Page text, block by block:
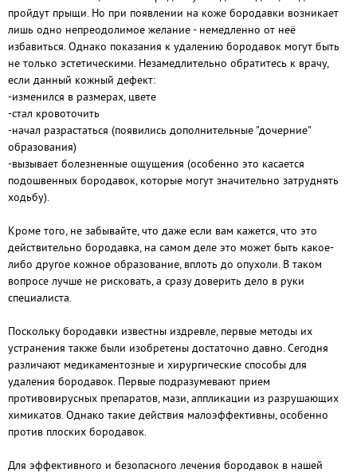
пройдут прыщи. Но при появлении на коже бородавки возникает
лишь одно непреодолимое желание - немедленно от неё
избавиться. Однако показания к удалению бородавок могут быть
не только эстетическими. Незамедлительно обратитесь к врачу,
если данный кожный дефект:
-изменился в размерах, цвете
-стал кровоточить
-начал разрастаться (появились дополнительные "дочерние"
образования)
-вызывает болезненные ощущения (особенно это касается
подошвенных бородавок, которые могут значительно затруднять
ходьбу).
Кроме того, не забывайте, что даже если вам кажется, что это
действительно бородавка, на самом деле это может быть какое-
либо другое кожное образование, вплоть до опухоли. В таком
вопросе лучше не рисковать, а сразу доверить дело в руки
специалиста.
Поскольку бородавки известны издревле, первые методы их
устранения также были изобретены достаточно давно. Сегодня
различают медикаментозные и хирургические способы для
удаления бородавок. Первые подразумевают прием
противовирусных препаратов, мази, аппликации из разрушающих
химикатов. Однако такие действия малоэффективны, особенно
против плоских бородавок.
Для эффективного и безопасного лечения бородавок в нашей